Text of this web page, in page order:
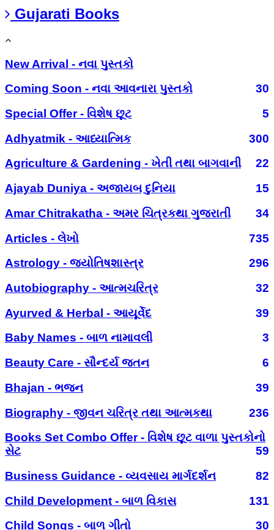
Gujarati Books
New Arrival - નવા પુસ્તકો
Coming Soon - નવા આવનારા પુસ્તકો
30
Special Offer - વિશેષ છૂટ
5
Adhyatmik - આધ્યાત્મિક
300
Agriculture & Gardening - ખેતી તથા બાગવાની
22
Ajayab Duniya - અજાયબ દુનિયા
15
Amar Chitrakatha - અમર ચિત્રકથા ગુજરાતી
34
Articles - લેખો
735
Astrology - જ્યોતિષશાસ્ત્ર
296
Autobiography - આત્મચરિત્ર
32
Ayurved & Herbal - આયૂર્વેદ
39
Baby Names - બાળ નામાવલી
3
Beauty Care - સૌન્દર્ય જતન
6
Bhajan - ભજન
39
Biography - જીવન ચરિત્ર તથા આત્મકથા
236
Books Set Combo Offer - વિશેષ છૂટ વાળા પુસ્તકોનો
સેટ
59
Business Guidance - વ્યવસાય માર્ગદર્શન
82
Child Development - બાળ વિકાસ
131
Child Songs - બાળ ગીતો
30